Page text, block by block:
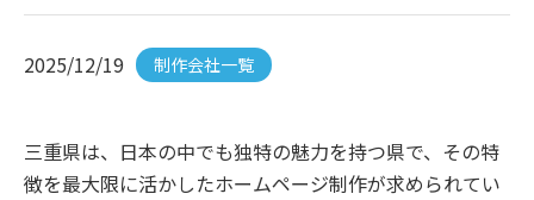
2025/12/19 制作会社一覧
三重県は、日本の中でも独特の魅力を持つ県で、その特
徴を最大限に活かしたホームページ制作が求められてい